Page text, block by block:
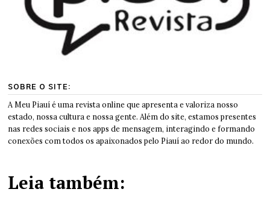
SOBRE O SITE:
A Meu Piauí é uma revista online que apresenta e valoriza nosso
estado, nossa cultura e nossa gente. Além do site, estamos presentes
nas redes sociais e nos apps de mensagem, interagindo e formando
conexões com todos os apaixonados pelo Piauí ao redor do mundo.
Leia também: